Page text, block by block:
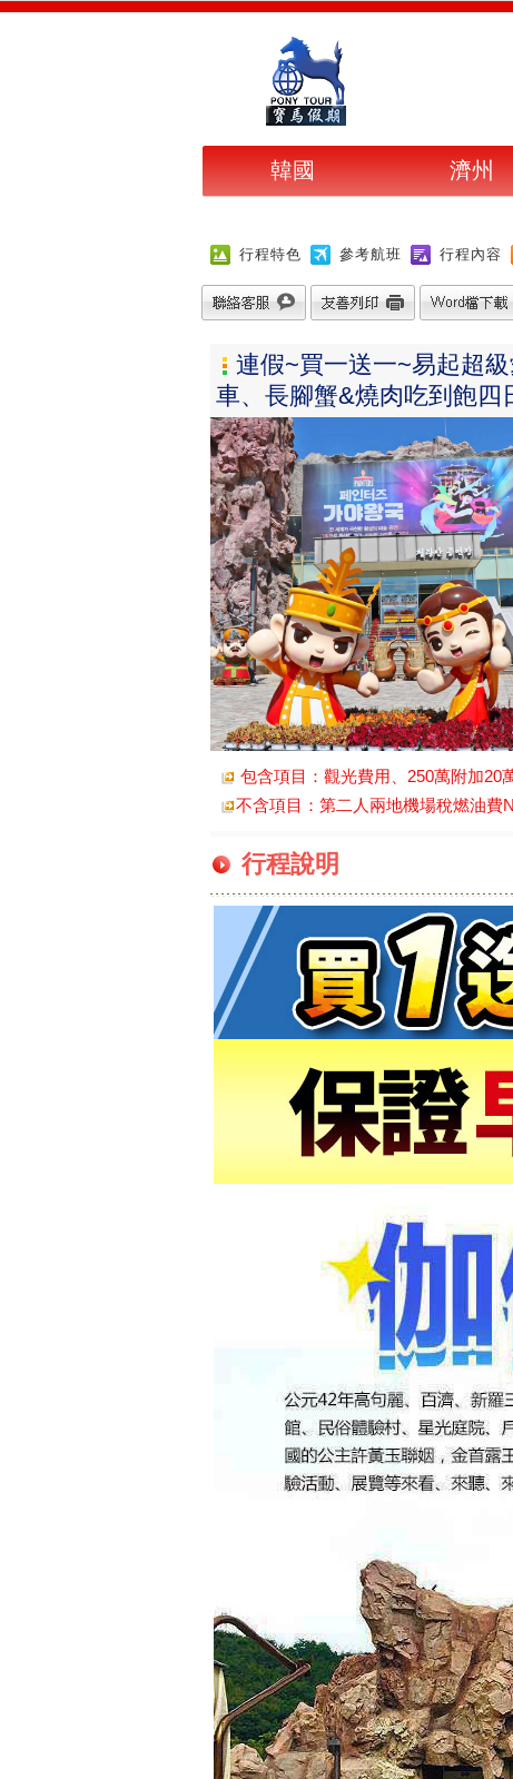
韓國 濟州
行程特色 參考航班 行程內容
連假~買一送一~易起超
車、長腳蟹&燒肉吃到飽四
包含項目：觀光費用、250萬附加20
不含項目：第二人兩地機場稅燃油費
行程說明